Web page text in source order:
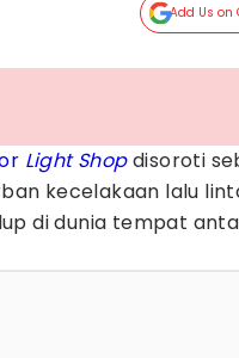
Add Us on
Light Shopdisoroti
kecelakaan lalu
di dunia tempat